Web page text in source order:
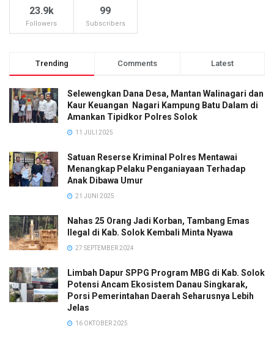
23.9k
Followers
99
Subscribers
Trending Comments Latest
Selewengkan Dana Desa, Mantan Walinagari dan
Kaur Keuangan Nagari Kampung Batu Dalam di
Amankan Tipidkor Polres Solok
11 JULI 2025
Satuan Reserse Kriminal Polres Mentawai
Menangkap Pelaku Penganiayaan Terhadap
Anak Dibawa Umur
21 JUNI 2025
Nahas 25 Orang Jadi Korban, Tambang Emas
Ilegal di Kab. Solok Kembali Minta Nyawa
27 SEPTEMBER 2024
Limbah Dapur SPPG Program MBG di Kab. Solok
Potensi Ancam Ekosistem Danau Singkarak,
Porsi Pemerintahan Daerah Seharusnya Lebih
Jelas
16 OKTOBER 2025